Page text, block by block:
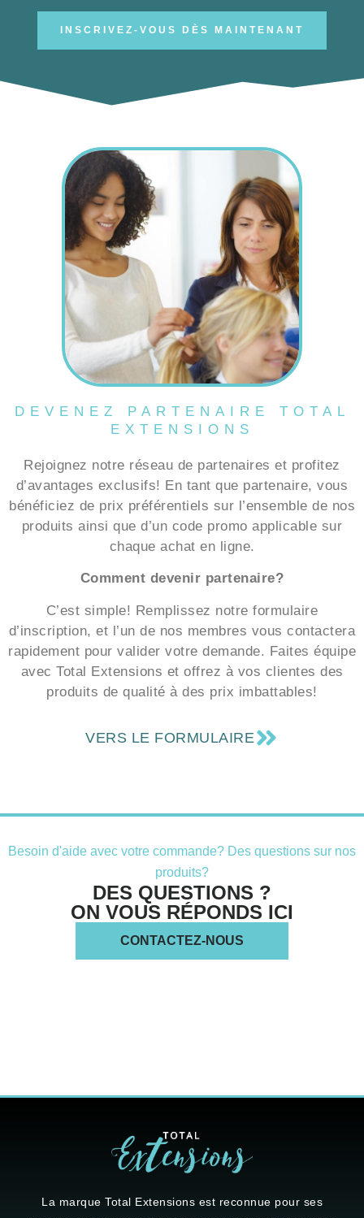
INSCRIVEZ-VOUS DÈS MAINTENANT
DEVENEZ PARTENAIRE TOTAL
EXTENSIONS
Rejoignez notre réseau de partenaires et profitez
d’avantages exclusifs! En tant que partenaire, vous
bénéficiez de prix préférentiels sur l’ensemble de nos
produits ainsi que d’un code promo applicable sur
chaque achat en ligne.
Comment devenir partenaire?
C’est simple! Remplissez notre formulaire
d’inscription, et l’un de nos membres vous contactera
rapidement pour valider votre demande. Faites équipe
avec Total Extensions et offrez à vos clientes des
produits de qualité à des prix imbattables!
VERS LE FORMULAIRE
Besoin d'aide avec votre commande? Des questions sur nos
produits?
DES QUESTIONS ?
ON VOUS RÉPONDS ICI
CONTACTEZ-NOUS
La marque Total Extensions est reconnue pour ses